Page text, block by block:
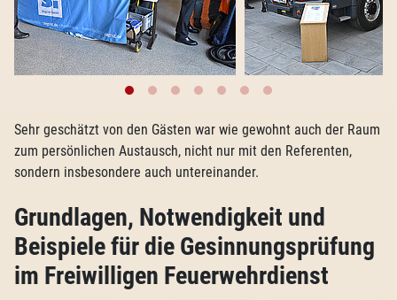
Sehr geschätzt von den Gästen war wie gewohnt auch der Raum
zum persönlichen Austausch, nicht nur mit den Referenten,
sondern insbesondere auch untereinander.
Grundlagen, Notwendigkeit und
Beispiele für die Gesinnungsprüfung
im Freiwilligen Feuerwehrdienst